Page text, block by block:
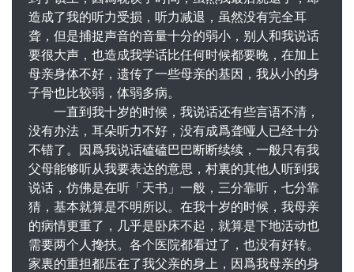
造成了我的听力受损，听力减退，虽然没有完全耳
聋，但是捕捉声音的音量十分的弱小，别人和我说话
要很大声，也造成我学话比任何时候都要晚，在加上
母亲身体不好，遗传了一些母亲的基因，我从小的身
子骨也比较弱，体弱多病。
一直到我十岁的时候，我说话还有些言语不清，
没有办法，耳朵听力不好，没有成爲聋哑人已经十分
不错了。因爲我说话磕磕巴巴断断续续，一般只有我
父母能够听从我要表达的意思，村裏的其他人听到我
说话，仿佛是在听「天书」一般，三分靠听，七分靠
猜，基本就算是不明所以。在我十岁的时候，我母亲
的病情更重了，几乎是卧床不起，就算是下地活动也
需要两个人搀扶。各个医院都看过了，也没有好转。
家裏的重担都压在了我父亲的身上，因爲我母亲的身